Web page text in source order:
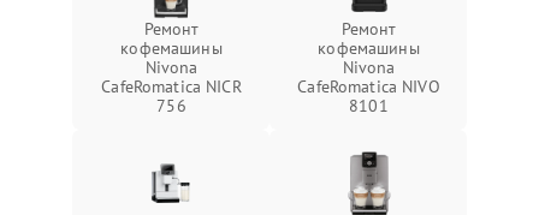
Ремонт
кофемашины
Nivona
CafeRomatica NICR
756
Ремонт
кофемашины
Nivona
CafeRomatica NIVO
8101